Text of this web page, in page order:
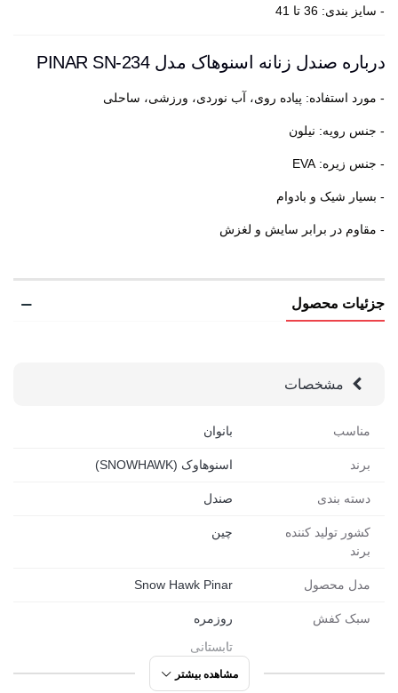
- سایز بندی: 36 تا 41
درباره صندل زنانه اسنوهاک مدل PINAR SN-234
- مورد استفاده: پیاده روی، آب نوردی، ورزشی، ساحلی
- جنس رویه: نیلون
- جنس زیره: EVA
- بسیار شیک و بادوام
- مقاوم در برابر سایش و لغزش
جزئیات محصول
مشخصات
مناسب بانوان
برند اسنوهاوک (SNOWHAWK)
دسته بندی صندل
کشور تولید کننده
برند
چین
مدل محصول Snow Hawk Pinar
سبک کفش
روزمره
تابستانی
ورزشی
مشاهده بیشتر